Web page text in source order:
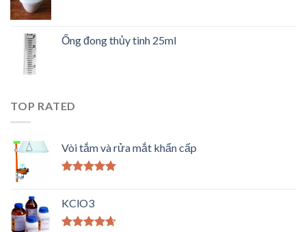
Ống đong thủy tinh 25ml
TOP RATED
Vòi tắm và rửa mắt khẩn cấp
sao
KClO3